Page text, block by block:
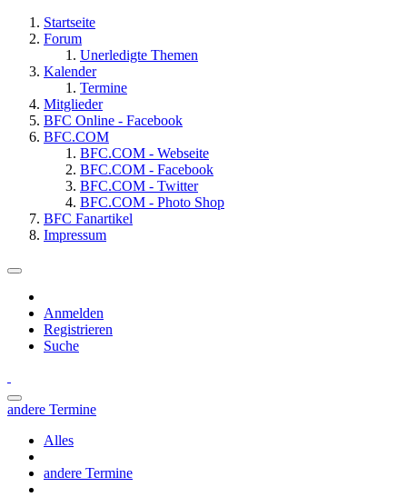
Startseite
Forum
Unerledigte Themen
Kalender
Termine
Mitglieder
BFC Online - Facebook
BFC.COM
BFC.COM - Webseite
BFC.COM - Facebook
BFC.COM - Twitter
BFC.COM - Photo Shop
BFC Fanartikel
Impressum
Anmelden
Registrieren
Suche
andere Termine
Alles
andere Termine